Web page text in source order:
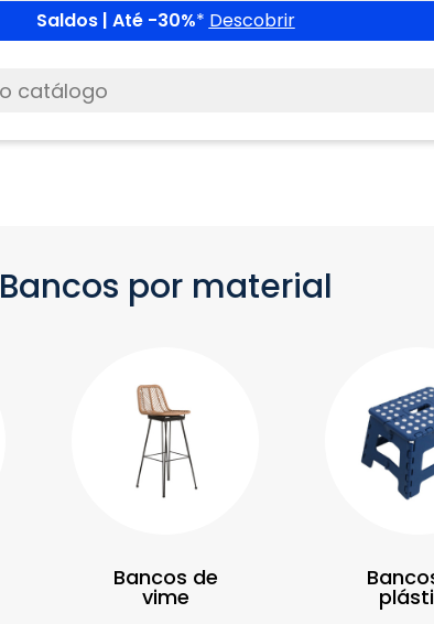
Saldos | Até -30%* Descobrir
Bancos por material
Bancos de
vime